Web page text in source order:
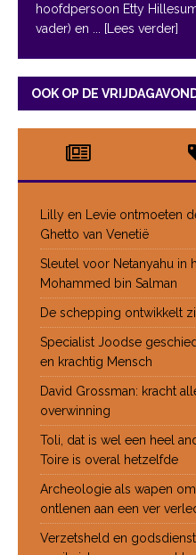
hoofdpersoon Etty
vader) en
... [Lees verder]
OOK OP DE
Lilly en Levie ontmoeten
Ghetto van Venetië
Sleutel voor Netanyahu in
Mohammed bin Salman
De schepping ontwikkelt
Specialist Joodse
en krachtig Mensch
David Grossman: kracht
overwinning
Toli, dat is wel een heel
Toire is overal hetzelfde
Archeologie als wapen
ontlenen aan een ver
Verzetsheld en